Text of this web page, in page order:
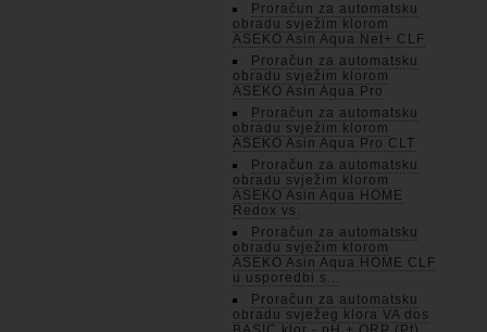
Proračun za automatsku
obradu svježim klorom
ASEKO Asin Aqua Net+ CLF
Proračun za automatsku
obradu svježim klorom
ASEKO Asin Aqua Pro
Proračun za automatsku
obradu svježim klorom
ASEKO Asin Aqua Pro CLT
Proračun za automatsku
obradu svježim klorom
ASEKO Asin Aqua HOME
Redox vs.
Proračun za automatsku
obradu svježim klorom
ASEKO Asin Aqua HOME CLF
u usporedbi s...
Proračun za automatsku
obradu svježeg klora VA dos